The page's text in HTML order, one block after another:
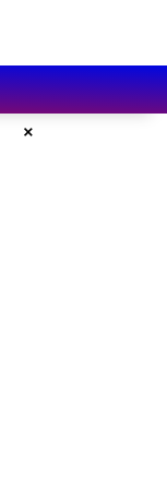
×
Edaran Gubernur,
Vendor Lokal dan